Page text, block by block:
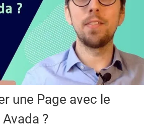
une Page avec le
?